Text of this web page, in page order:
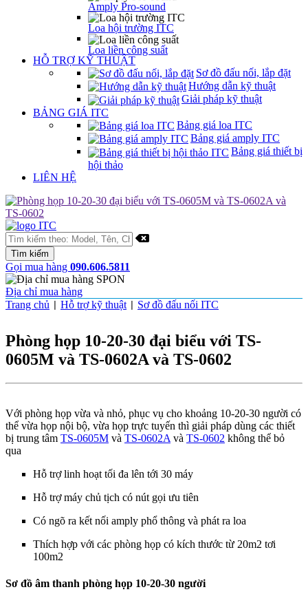
Amply Pro-sound
Loa hội trường ITC
Loa liền công suất
HỖ TRỢ KỸ THUẬT
Sơ đồ đấu nối, lắp đặt
Hướng dẫn kỹ thuật
Giải pháp kỹ thuật
BẢNG GIÁ ITC
Bảng giá loa ITC
Bảng giá amply ITC
Bảng giá thiết bị
hội thảo
LIÊN HỆ
Gọi mua hàng 090.606.5811
Địa chỉ mua hàng
Trang chủ
Hỗ trợ kỹ thuật Sơ đồ đấu nối ITC
Phòng họp 10-20-30 đại biểu với TS-
0605M và TS-0602A và TS-0602
Với phòng họp vừa và nhỏ, phục vụ cho khoảng 10-20-30 người có
thể vừa họp nội bộ, vừa họp trực tuyến thì giải pháp dùng các thiết
bị trung tâm TS-0605M và TS-0602A và TS-0602 không thể bỏ
qua
Hỗ trợ linh hoạt tối đa lên tới 30 máy
Hỗ trợ máy chủ tịch có nút gọi ưu tiên
Có ngõ ra kết nối amply phổ thông và phát ra loa
Thích hợp với các phòng họp có kích thước từ 20m2 tơi
100m2
Sơ đồ âm thanh phòng họp 10-20-30 người